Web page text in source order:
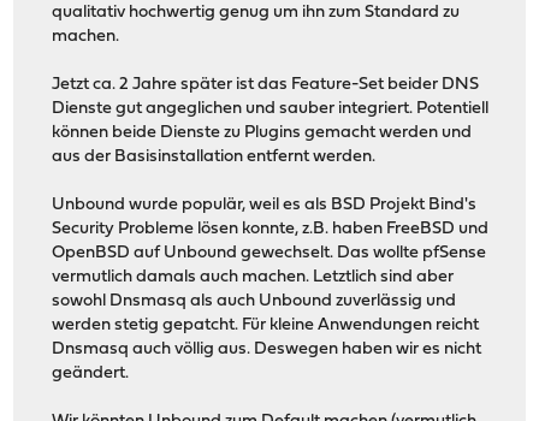
qualitativ hochwertig genug um ihn zum Standard zu
machen.
Jetzt ca. 2 Jahre später ist das Feature-Set beider DNS
Dienste gut angeglichen und sauber integriert. Potentiell
können beide Dienste zu Plugins gemacht werden und
aus der Basisinstallation entfernt werden.
Unbound wurde populär, weil es als BSD Projekt Bind's
Security Probleme lösen konnte, z.B. haben FreeBSD und
OpenBSD auf Unbound gewechselt. Das wollte pfSense
vermutlich damals auch machen. Letztlich sind aber
sowohl Dnsmasq als auch Unbound zuverlässig und
werden stetig gepatcht. Für kleine Anwendungen reicht
Dnsmasq auch völlig aus. Deswegen haben wir es nicht
geändert.